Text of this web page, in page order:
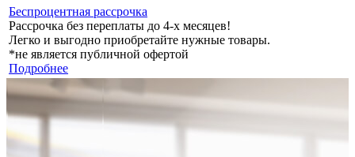
Беспроцентная рассрочка
Рассрочка без переплаты до 4-х месяцев!
Легко и выгодно приобретайте нужные товары.
*не является публичной офертой
Подробнее